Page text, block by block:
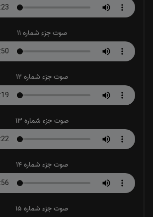
صوت جزء شماره 11
صوت جزء شماره 12
صوت جزء شماره 13
صوت جزء شماره 14
صوت جزء شماره 15